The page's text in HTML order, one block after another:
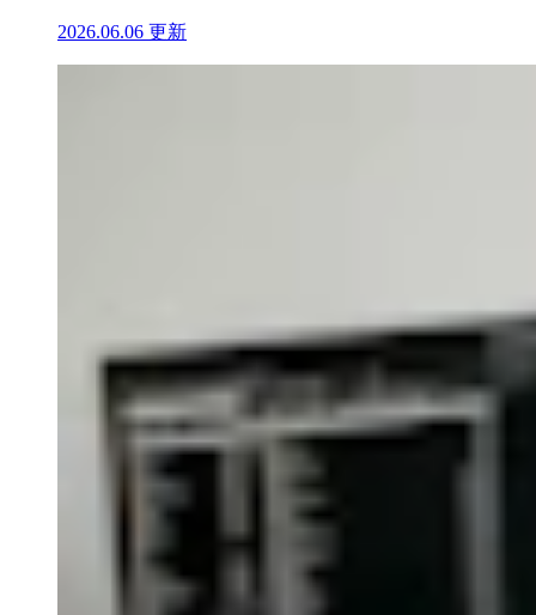
2026.06.06 更新